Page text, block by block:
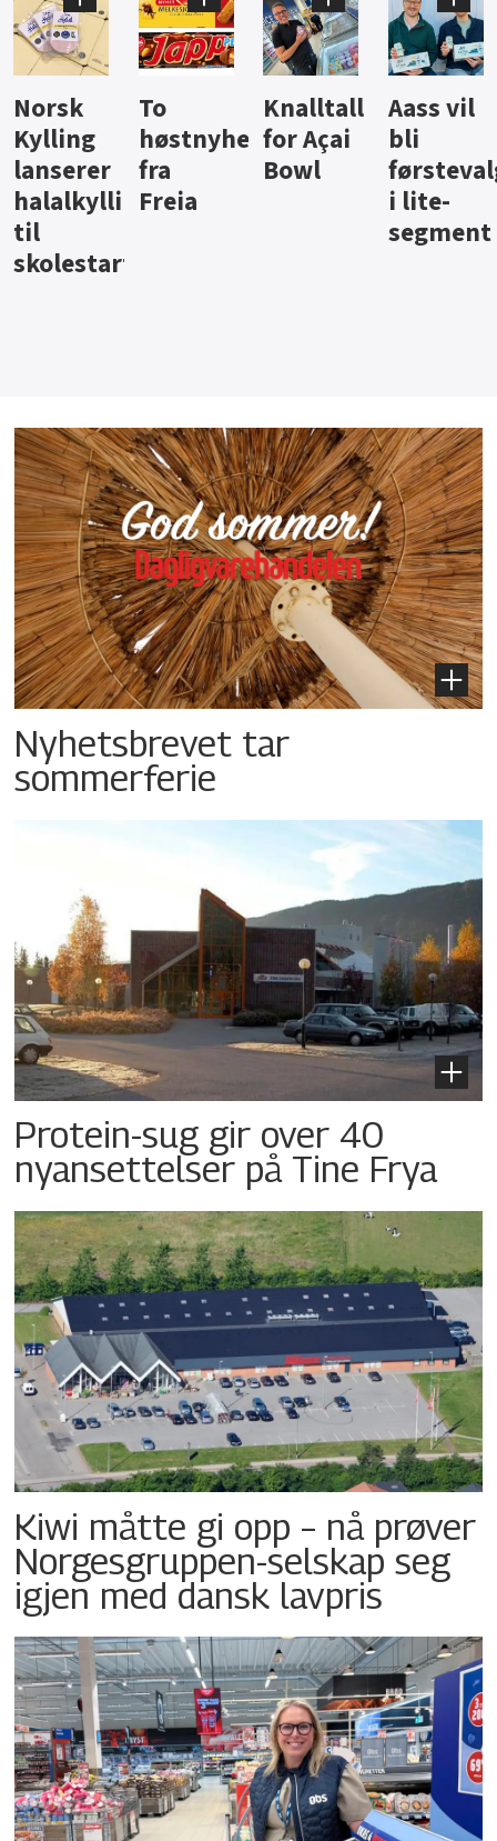
Knalltall
for Açai
Bowl
Aass vil
bli
førstevalg
i lite-
Brus og
jus fra
Berentsen
Hard
iste fra
Hansa
Nyhetsbrevet tar
sommerferie
Protein-sug gir over 40
nyansettelser på Tine Frya
Kiwi måtte gi opp – nå prøver
Norgesgruppen-selskap seg
igjen med dansk lavpris